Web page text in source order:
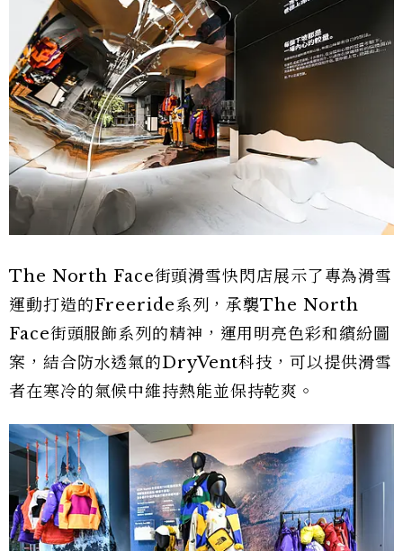
The North Face街頭滑雪快閃店展示了專為滑雪
運動打造的Freeride系列，承襲The North
Face街頭服飾系列的精神，運用明亮色彩和繽紛圖
案，結合防水透氣的DryVent科技，可以提供滑雪
者在寒冷的氣候中維持熱能並保持乾爽。